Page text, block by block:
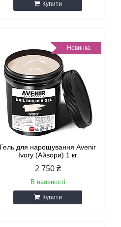
Купити
Новинка
Гель для нарощування Avenir
Ivory (Айвори) 1 кг
2 750 ₴
В наявності
Купити